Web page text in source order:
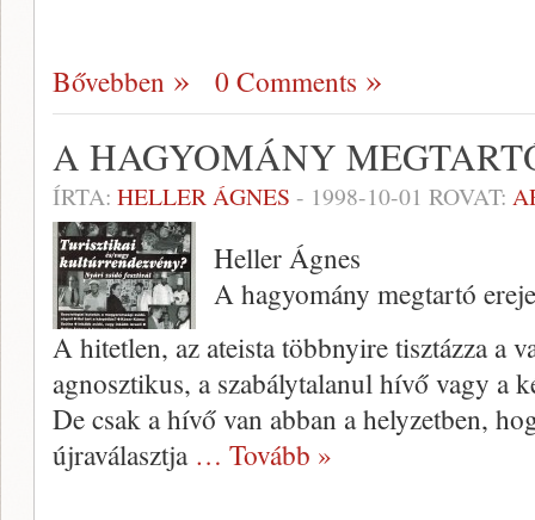
Bővebben 0 Comments
A HAGYOMÁNY
ÍRTA: HELLER ÁGNES - 1998-10-01 ROVAT:
Heller Ágnes
A hagyomány megtartó ereje
A hitetlen, az ateista többnyire tisztáz­za a
ag­nosztikus, a szabálytalanul hívő vagy a
De csak a hívő van abban a helyzetben,
újraválasztja … Tovább »